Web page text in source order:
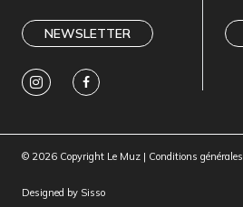
NEWSLETTER
© 2026 Copyright Le Muz | Conditions générales
Designed by Sisso